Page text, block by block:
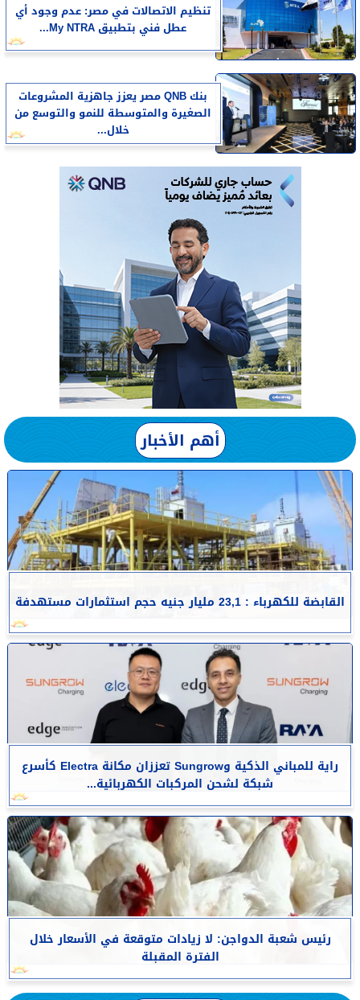
تنظيم الاتصالات في مصر: عدم وجود أي
عطل فني بتطبيق My NTRA...
بنك QNB مصر يعزز جاهزية المشروعات
الصغيرة والمتوسطة للنمو والتوسع من
خلال...
أهم الأخبار
القابضة للكهرباء : 23,1 مليار جنيه حجم استثمارات مستهدفة
راية للمباني الذكية وSungrow تعززان مكانة Electra كأسرع
شبكة لشحن المركبات الكهربائية...
رئيس شعبة الدواجن: لا زيادات متوقعة في الأسعار خلال
الفترة المقبلة